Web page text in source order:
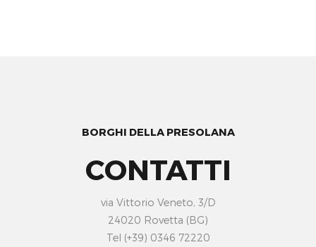
BORGHI DELLA PRESOLANA
CONTATTI
via Vittorio Veneto, 3/D
24020 Rovetta (BG)
Tel (+39) 0346 72220